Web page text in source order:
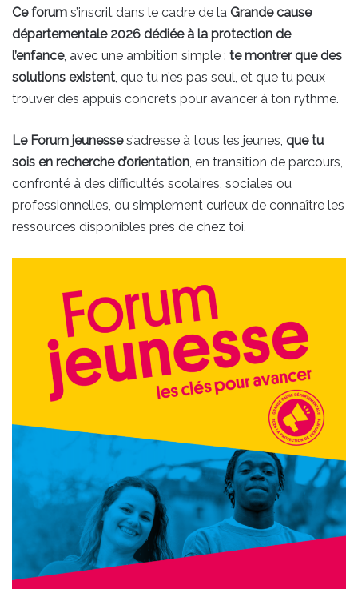
Ce forum s’inscrit dans le cadre de la Grande cause
départementale 2026 dédiée à la protection de
l’enfance, avec une ambition simple : te montrer que des
solutions existent, que tu n’es pas seul, et que tu peux
trouver des appuis concrets pour avancer à ton rythme.
Le Forum jeunesses’adresse à tous les jeunes, que tu
sois en recherche d’orientation, en transition de parcours,
confronté à des difficultés scolaires, sociales ou
professionnelles, ou simplement curieux de connaître les
ressources disponibles près de chez toi.